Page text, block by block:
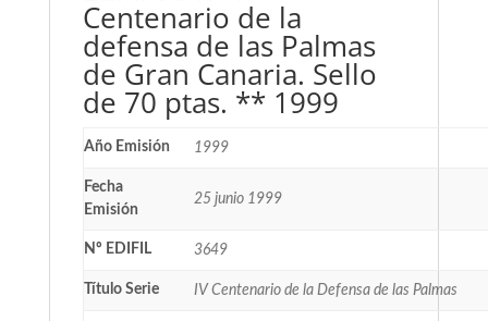
Centenario de la
defensa de las Palmas
de Gran Canaria. Sello
de 70 ptas. ** 1999
Año Emisión 1999
Fecha
Emisión
25 junio 1999
Nº EDIFIL 3649
Título Serie IV Centenario de la Defensa de las Palmas